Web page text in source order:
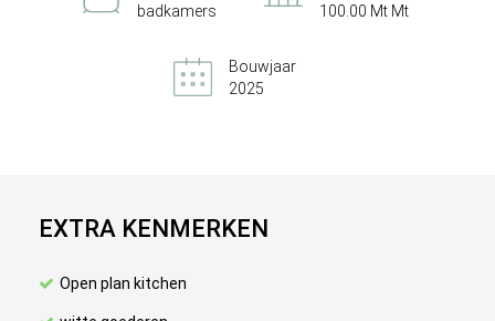
badkamers
100.00 Mt Mt
Bouwjaar
2025
EXTRA KENMERKEN
Open plan kitchen